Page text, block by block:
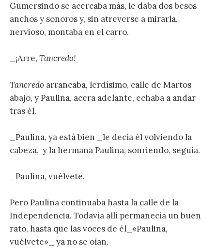
Gumersindo se acercaba más, le daba dos besos
anchos y sonoros y, sin atreverse a mirarla,
nervioso, montaba en el carro.
_¡Arre, Tancredo!
Tancredo arrancaba, lerdísimo, calle de Martos
abajo, y Paulina, acera adelante, echaba a andar
tras él.
_Paulina, ya está bien _le decía él volviendo la
cabeza, y la hermana Paulina, sonriendo, seguía.
_Paulina, vuélvete.
Pero Paulina continuaba hasta la calle de la
Independencia. Todavía allí permanecía un buen
rato, hasta que las voces de él_«Paulina,
vuélvete»_ ya no se oían.